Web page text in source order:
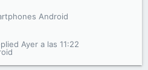
Android
Ayer a las 11:22